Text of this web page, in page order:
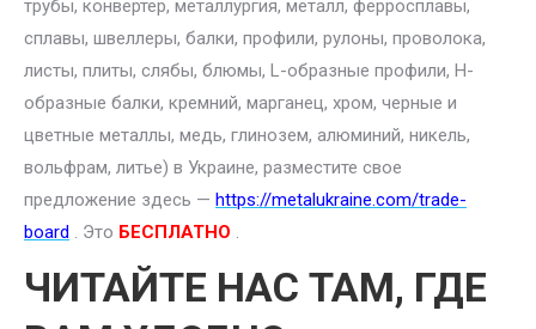
трубы, конвертер, металлургия, металл, ферросплавы,
сплавы, швеллеры, балки, профили, рулоны, проволока,
листы, плиты, слябы, блюмы, L-образные профили, H-
образные балки, кремний, марганец, хром, черные и
цветные металлы, медь, глинозем, алюминий, никель,
вольфрам, литье) в Украине, разместите свое
предложение здесь — https://metalukraine.com/trade-
board . Это БЕСПЛАТНО .
ЧИТАЙТЕ НАС ТАМ, ГДЕ